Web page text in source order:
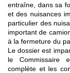
entraîne, dans sa
et des nuisances
particulier des
important de
à la fermeture du
Le dossier est
le Commissaire
complète et les